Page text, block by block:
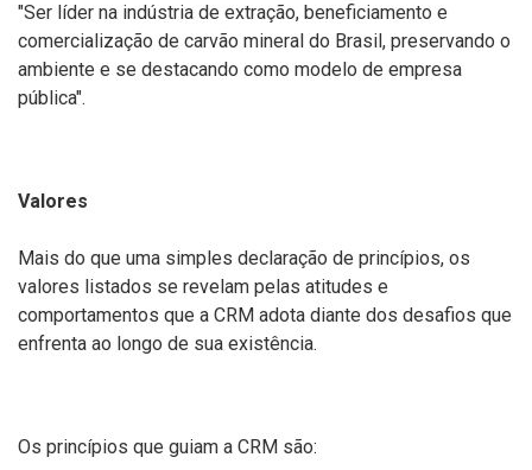
"Ser líder na indústria de extração, beneficiamento e
comercialização de carvão mineral do Brasil, preservando o
ambiente e se destacando como modelo de empresa
pública".
Valores
Mais do que uma simples declaração de princípios, os
valores listados se revelam pelas atitudes e
comportamentos que a CRM adota diante dos desafios que
enfrenta ao longo de sua existência.
Os princípios que guiam a CRM são: